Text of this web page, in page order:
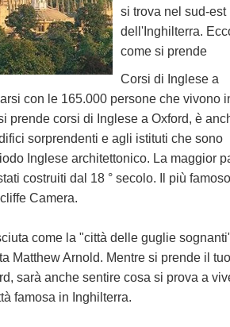
si trova nel sud-est
dell'Inghilterra.
come si prende
Corsi di Inglese a
con le 165.000 persone che vivono
prende corsi di Inglese a Oxford, è
sorprendenti e agli istituti che sono
Inglese architettonico. La maggior
costruiti dal 18 ° secolo. Il più
Camera.
come la "città delle guglie
Matthew Arnold. Mentre si prende il tuo
sarà anche sentire cosa si prova a
famosa in Inghilterra.